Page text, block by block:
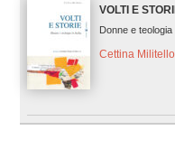
VOLTI E
Donne e teologia
Cettina Militello